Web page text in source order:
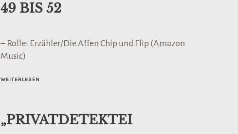
49 BIS 52
– Rolle: Erzähler/Die Affen Chip und Flip (Amazon
Music)
WEITERLESEN
„PRIVATDETEKTEI